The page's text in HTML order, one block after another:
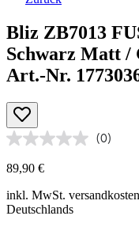
Bliz ZB7013
Schwarz Matt /
Art.-Nr.
(0)
89,90 €
inkl. MwSt.
Deutschlands